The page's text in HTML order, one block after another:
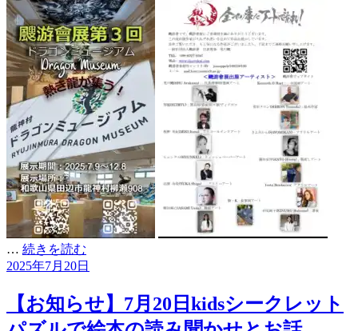
… 続きを読む
投
日:
2025年7月20日
【お知らせ】7月20日kidsシークレット